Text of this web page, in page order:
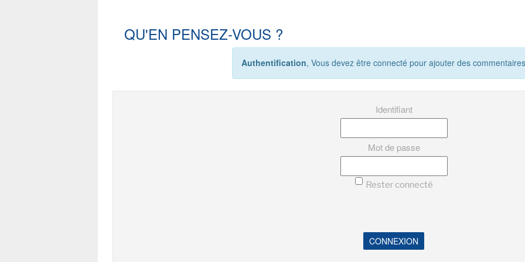
QU'EN PENSEZ-VOUS ?
Authentification, Vous devez être connecté pour ajouter des
Identifiant
Mot de passe
Rester connecté
CONNEXION